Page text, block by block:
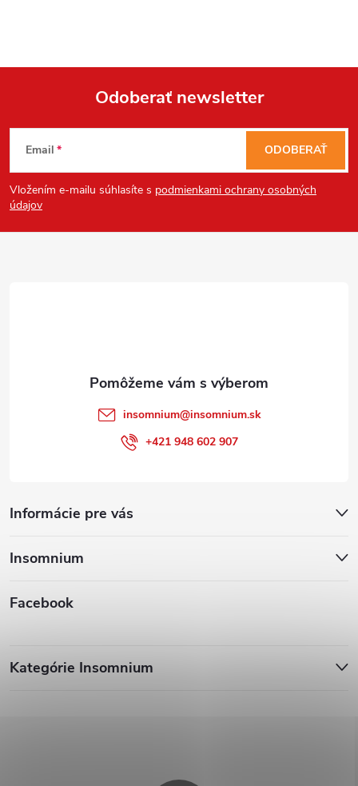
Z
á
p
Odoberať newsletter
Email
Vložením e-mailu súhlasíte s podmienkami ochrany osobných
údajov
ODOBERAŤ
Informácie pre vás
Insomnium
Facebook
insomnium@insomnium.sk
+421 948 602 907
Kategórie Insomnium
Powered by chaterimo